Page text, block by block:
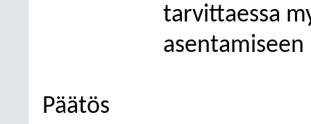
tarvittaessa
Päätös